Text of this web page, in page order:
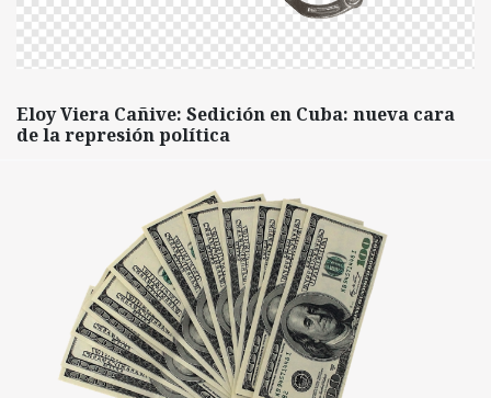
Eloy Viera Cañive: Sedición en Cuba: nueva cara
de la represión política